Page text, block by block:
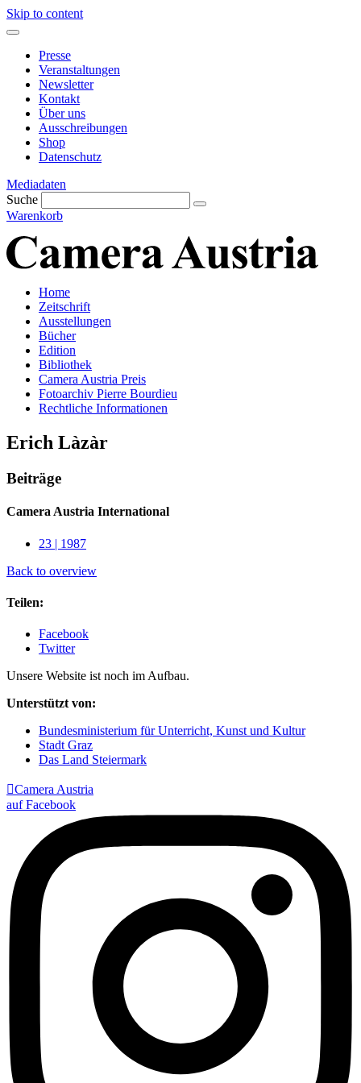
Skip to content
Presse
Veranstaltungen
Newsletter
Kontakt
Über uns
Ausschreibungen
Shop
Datenschutz
Mediadaten
Suche
Warenkorb
Home
Zeitschrift
Ausstellungen
Bücher
Edition
Bibliothek
Camera Austria Preis
Fotoarchiv Pierre Bourdieu
Rechtliche Informationen
Erich Làzàr
Beiträge
Camera Austria International
23 | 1987
Back to overview
Teilen:
Facebook
Twitter
Unsere Website ist noch im Aufbau.
Unterstützt von:
Bundesministerium für Unterricht, Kunst und Kultur
Stadt Graz
Das Land Steiermark
Camera Austria
auf Facebook